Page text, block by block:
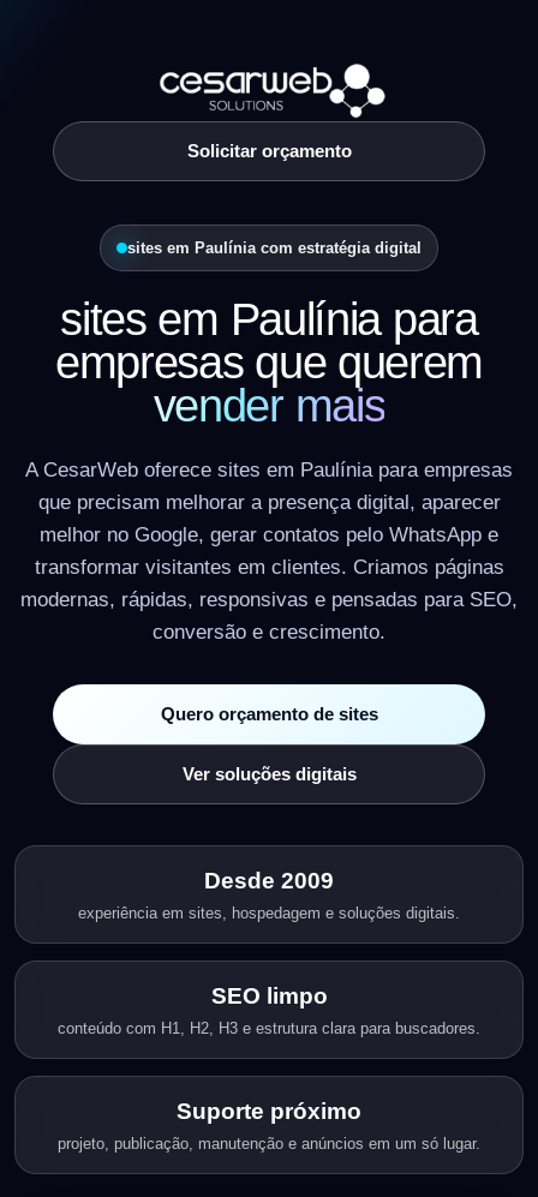
Solicitar orçamento
sites em Paulínia com estratégia digital
sites em Paulínia para
empresas que querem
vender mais
A CesarWeb oferece sites em Paulínia para empresas
que precisam melhorar a presença digital, aparecer
melhor no Google, gerar contatos pelo WhatsApp e
transformar visitantes em clientes. Criamos páginas
modernas, rápidas, responsivas e pensadas para SEO,
conversão e crescimento.
Quero orçamento de sites
Ver soluções digitais
Desde 2009
experiência em sites, hospedagem e soluções digitais.
SEO limpo
conteúdo com H1, H2, H3 e estrutura clara para buscadores.
Suporte próximo
projeto, publicação, manutenção e anúncios em um só lugar.